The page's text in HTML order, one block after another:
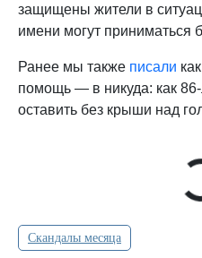
защищены жители в
имени могут приниматься
Ранее мы также писали
помощь — в никуда: как
оставить без крыши над
Скандалы месяца